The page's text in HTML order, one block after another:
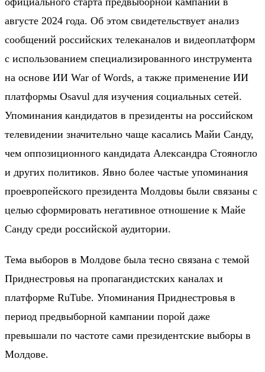
августе 2024 года. Об этом свидетельствует анализ
сообщений российских телеканалов и видеоплатформ
с использованием специализированного инструмента
на основе ИИ War of Words, а также применение ИИ
платформы Osavul для изучения социальных сетей.
Упоминания кандидатов в президенты на российском
телевидении значительно чаще касались Майи Санду,
чем оппозиционного кандидата Александра Стояногло
и других политиков. Явно более частые упоминания
проевропейского президента Молдовы были связаны с
целью сформировать негативное отношение к Майе
Санду среди российской аудитории.
Тема выборов в Молдове была тесно связана с темой
Приднестровья на пропагандистских каналах и
платформе RuTube. Упоминания Приднестровья в
период предвыборной кампании порой даже
превышали по частоте сами президентские выборы в
Молдове.